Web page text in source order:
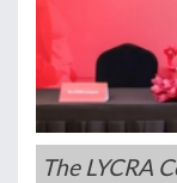
The LYCRA